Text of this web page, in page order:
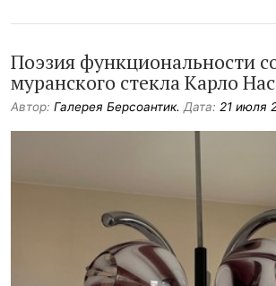
Поэзия функциональности
муранского стекла Карло
Автор: Галерея Берсоантик. Дата: 21 июля